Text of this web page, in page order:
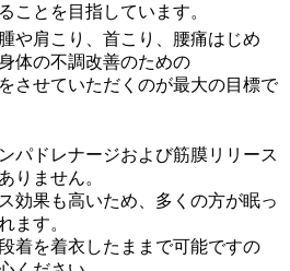
ことを目指しています。
や肩こり、首こり、腰痛はじめ
体の不調改善のための
させていただくのが最大の目標で
パドレナージおよび筋膜リリース
りません。
効果も高いため、多くの方が眠っ
ます。
着を着衣したままで可能ですの